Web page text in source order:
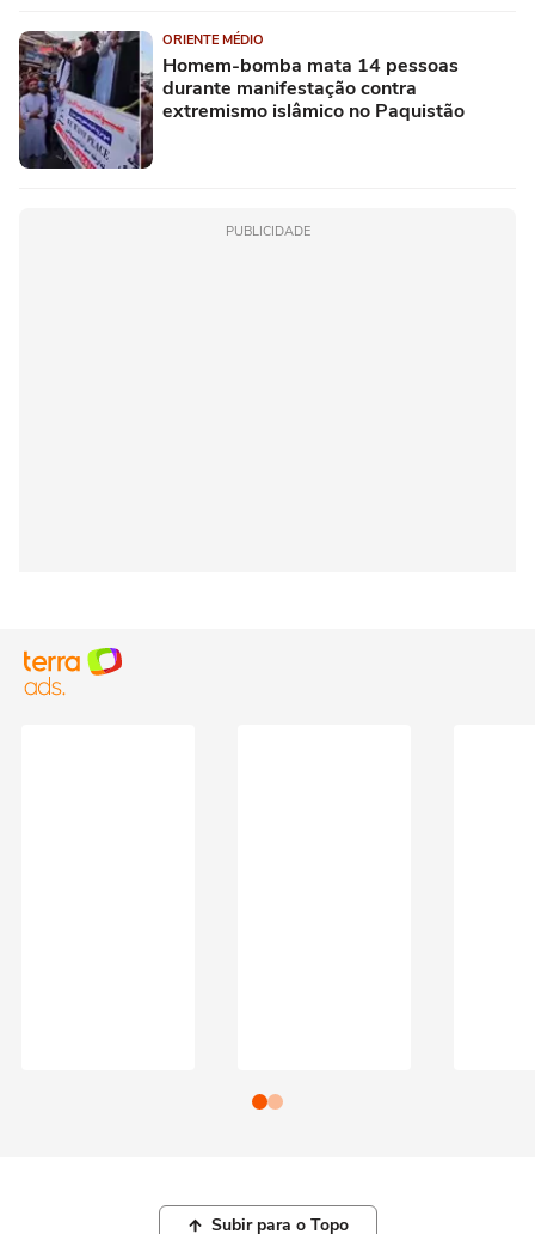
ORIENTE MÉDIO
Homem-bomba mata 14 pessoas
durante manifestação contra
extremismo islâmico no Paquistão
PUBLICIDADE
Subir para o Topo